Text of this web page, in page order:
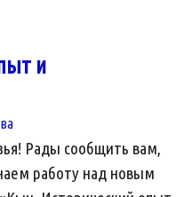
и
Рады сообщить вам,
работу над новым